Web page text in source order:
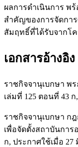
ผลการดำเนินการ พ
สำคัญของการจัดกา
สัมฤทธิ์ที่ได้รับจากโ
เอกสารอ้างอิง
ราชกิจจานุเบกษา พ
เล่มที่ 125 ตอนที่ 43
ราชกิจจานุเบกษา ก
เพื่อจัดตั้งสถาบันกา
ก, ประกาศใช้เมื่อ 27